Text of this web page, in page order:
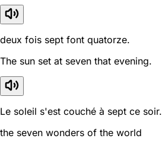
deux fois sept font quatorze.
The sun set at seven that evening.
Le soleil s'est couché à sept ce soir.
the seven wonders of the world